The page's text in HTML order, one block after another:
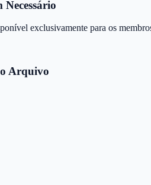
Necessário
exclusivamente para os
Arquivo